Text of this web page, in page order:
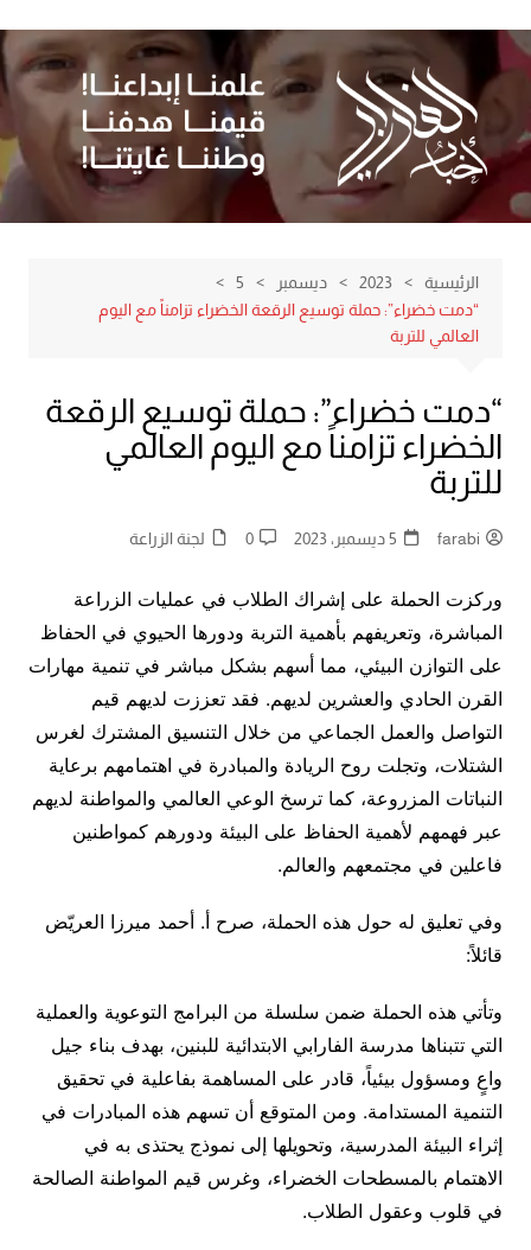
إلى
المحتوى
الرئيسية 2023 ديسمبر
5
“دمت خضراء”: حملة توسيع الرقعة الخضراء تزامناً مع اليوم
العالمي للتربة
“دمت خضراء”: حملة توسيع الرقعة
الخضراء تزامناً مع اليوم العالمي
للتربة
farabi 5 ديسمبر، 2023 0 لجنة الزراعة
وركزت الحملة على إشراك الطلاب في عمليات الزراعة
المباشرة، وتعريفهم بأهمية التربة ودورها الحيوي في الحفاظ
على التوازن البيئي، مما أسهم بشكل مباشر في تنمية مهارات
القرن الحادي والعشرين لديهم. فقد تعززت لديهم قيم
التواصل والعمل الجماعي من خلال التنسيق المشترك لغرس
الشتلات، وتجلت روح الريادة والمبادرة في اهتمامهم برعاية
النباتات المزروعة، كما ترسخ الوعي العالمي والمواطنة لديهم
عبر فهمهم لأهمية الحفاظ على البيئة ودورهم كمواطنين
فاعلين في مجتمعهم والعالم.
وفي تعليق له حول هذه الحملة، صرح أ. أحمد ميرزا العريّض
قائلاً:
وتأتي هذه الحملة ضمن سلسلة من البرامج التوعوية والعملية
التي تتبناها مدرسة الفارابي الابتدائية للبنين، بهدف بناء جيل
واعٍ ومسؤول بيئياً، قادر على المساهمة بفاعلية في تحقيق
التنمية المستدامة. ومن المتوقع أن تسهم هذه المبادرات في
إثراء البيئة المدرسية، وتحويلها إلى نموذج يحتذى به في
الاهتمام بالمسطحات الخضراء، وغرس قيم المواطنة الصالحة
في قلوب وعقول الطلاب.